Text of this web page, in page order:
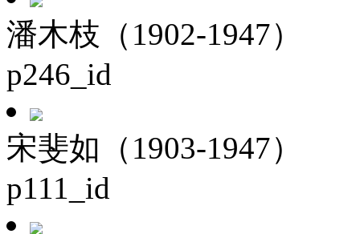
潘木枝（1902-1947）
p246_id
宋斐如（1903-1947）
p111_id